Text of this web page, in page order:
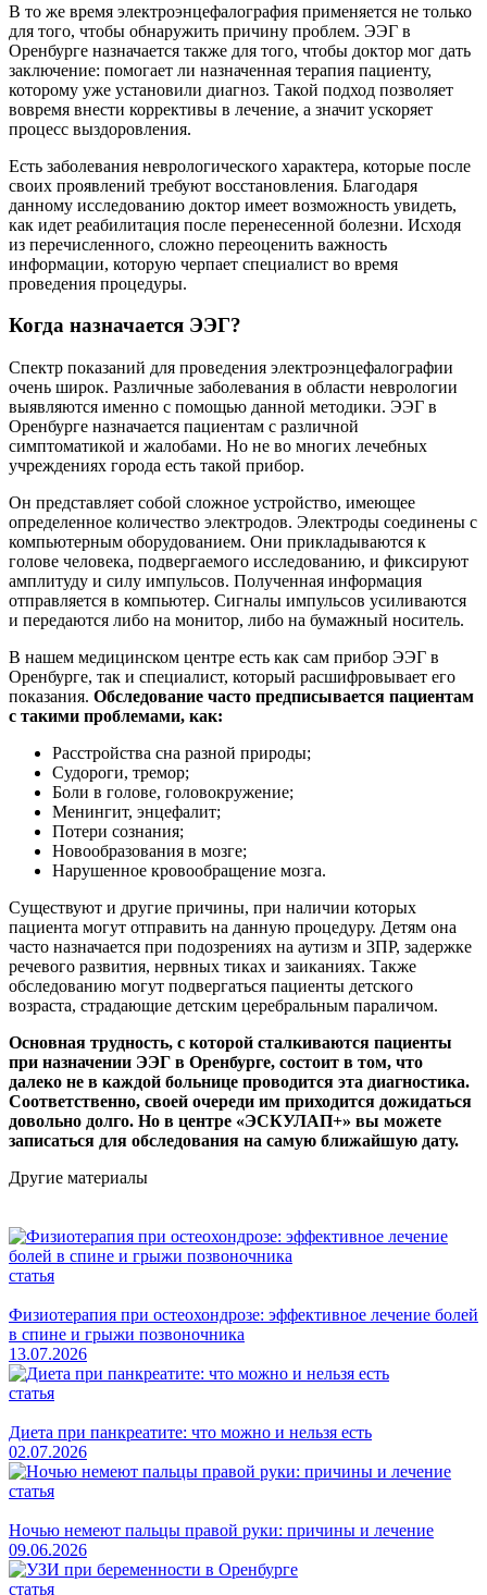
В то же время электроэнцефалография применяется не только
для того, чтобы обнаружить причину проблем. ЭЭГ в
Оренбурге назначается также для того, чтобы доктор мог дать
заключение: помогает ли назначенная терапия пациенту,
которому уже установили диагноз. Такой подход позволяет
вовремя внести коррективы в лечение, а значит ускоряет
процесс выздоровления.
Есть заболевания неврологического характера, которые после
своих проявлений требуют восстановления. Благодаря
данному исследованию доктор имеет возможность увидеть,
как идет реабилитация после перенесенной болезни. Исходя
из перечисленного, сложно переоценить важность
информации, которую черпает специалист во время
проведения процедуры.
Когда назначается ЭЭГ?
Спектр показаний для проведения электроэнцефалографии
очень широк. Различные заболевания в области неврологии
выявляются именно с помощью данной методики. ЭЭГ в
Оренбурге назначается пациентам с различной
симптоматикой и жалобами. Но не во многих лечебных
учреждениях города есть такой прибор.
Он представляет собой сложное устройство, имеющее
определенное количество электродов. Электроды соединены с
компьютерным оборудованием. Они прикладываются к
голове человека, подвергаемого исследованию, и фиксируют
амплитуду и силу импульсов. Полученная информация
отправляется в компьютер. Сигналы импульсов усиливаются
и передаются либо на монитор, либо на бумажный носитель.
В нашем медицинском центре есть как сам прибор ЭЭГ в
Оренбурге, так и специалист, который расшифровывает его
показания. Обследование часто предписывается пациентам
с такими проблемами, как:
Расстройства сна разной природы;
Судороги, тремор;
Боли в голове, головокружение;
Менингит, энцефалит;
Потери сознания;
Новообразования в мозге;
Нарушенное кровообращение мозга.
Существуют и другие причины, при наличии которых
пациента могут отправить на данную процедуру. Детям она
часто назначается при подозрениях на аутизм и ЗПР, задержке
речевого развития, нервных тиках и заиканиях. Также
обследованию могут подвергаться пациенты детского
возраста, страдающие детским церебральным параличом.
Основная трудность, с которой сталкиваются пациенты
при назначении ЭЭГ в Оренбурге, состоит в том, что
далеко не в каждой больнице проводится эта диагностика.
Соответственно, своей очереди им приходится дожидаться
довольно долго. Но в центре «ЭСКУЛАП+» вы можете
записаться для обследования на самую ближайшую дату.
Другие материалы
статья
Физиотерапия при остеохондрозе: эффективное лечение болей
в спине и грыжи позвоночника
13.07.2026
статья
Диета при панкреатите: что можно и нельзя есть
02.07.2026
статья
Ночью немеют пальцы правой руки: причины и лечение
09.06.2026
статья